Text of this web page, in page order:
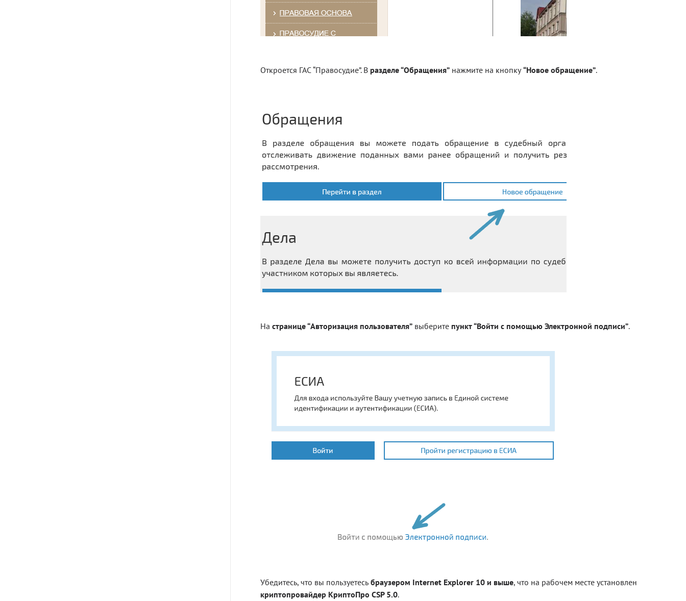
Откроется ГАС “Правосудие”. В разделе “Обращения” нажмите на кнопку“Новое обращение”.
На странице “Авторизация пользователя” выберите пункт “Войти с помощью Электронной подписи”.
Убедитесь, что вы пользуетесь браузером Internet Explorer 10 и выше, что на рабочем месте установлен
криптопровайдер КриптоПро CSP 5.0.